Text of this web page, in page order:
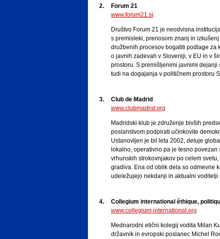
2.
Forum 21
www.forum21.si
Društvo Forum 21 je neodvisna
s premisleki, prenosom znanj in
družbenih procesov bogatiti podlage za
o javnih zadevah v Sloveniji, v EU in v
prostoru. S premišljenimi javnimi dejanji
tudi na dogajanja v političnem prostoru
3.
Club de Madrid
www.clubmadrid.org
Madridski klub je združenje bivših
poslanstvom podpirati učinkovite
Ustanovljen je bil leta 2002, deluje
lokalno, operativno pa je tesno povezan
vrhunskih strokovnjakov po celem
gradiva. Ena od oblik dela so odmevne
udeležujejo nekdanji in aktualni voditelji
4.
Collegium international éthique,
www.collegium-international.org
Mednarodni etični kolegij vodita Milan
državnik in evropski poslanec Michel